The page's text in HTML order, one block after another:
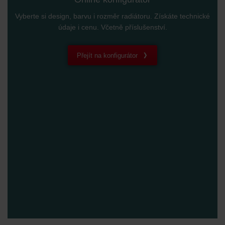
Zehnder Group Sales International: Privacy Policy
Zehnder Group Schweiz AG: Datenschutz
Zehnder Group UK Limited: Privacy Policy
Vyberte si design, barvu i rozměr radiátoru. Získáte technické
údaje i cenu. Včetně příslušenství.
Přejít na konfigurátor